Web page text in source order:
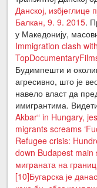
Данској,
Балкан, 9. 9. 2015.
у Македонију,
Immigration clash
Будимпешти и
агресивно, што је
навело власт да
имигрантима.
Akbar“ in Hungary,
migrants screams
Refugee crisis:
down Budapest
миграната на
[10]Бугарска је